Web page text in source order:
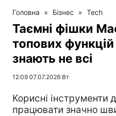
Головна » Бізнес » Tech
Таємні фішки
топових
знають не всі
12:09 07.07.2026 Вт
Корисні інструменти
працювати значно